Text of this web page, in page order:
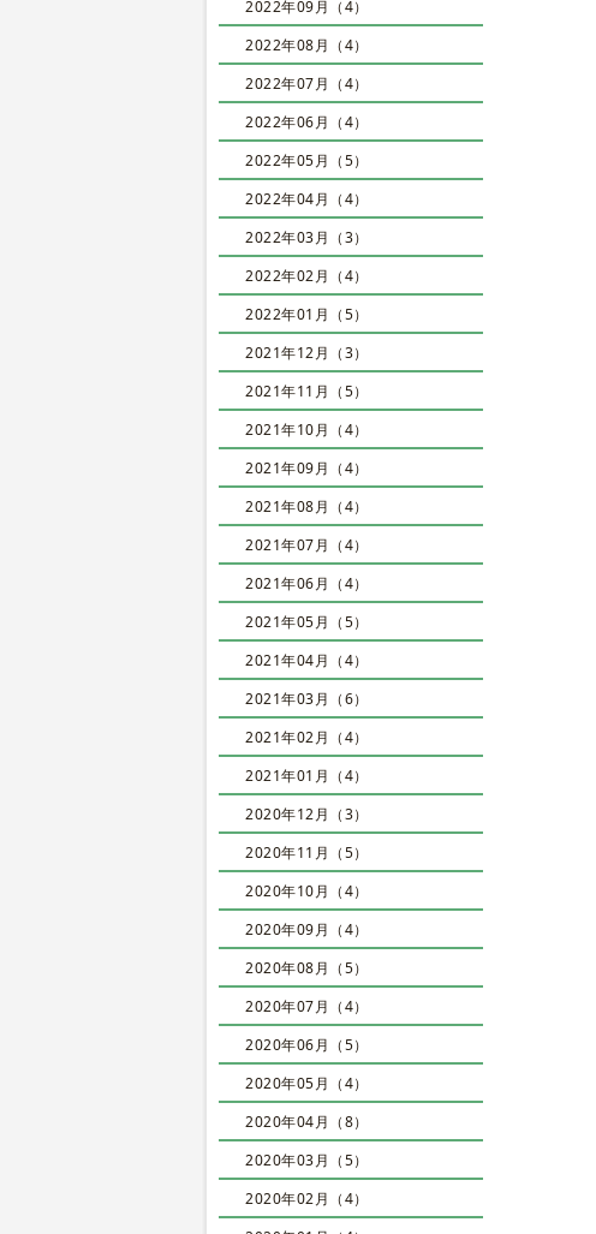
2022年09月（4）
2022年08月（4）
2022年07月（4）
2022年06月（4）
2022年05月（5）
2022年04月（4）
2022年03月（3）
2022年02月（4）
2022年01月（5）
2021年12月（3）
2021年11月（5）
2021年10月（4）
2021年09月（4）
2021年08月（4）
2021年07月（4）
2021年06月（4）
2021年05月（5）
2021年04月（4）
2021年03月（6）
2021年02月（4）
2021年01月（4）
2020年12月（3）
2020年11月（5）
2020年10月（4）
2020年09月（4）
2020年08月（5）
2020年07月（4）
2020年06月（5）
2020年05月（4）
2020年04月（8）
2020年03月（5）
2020年02月（4）